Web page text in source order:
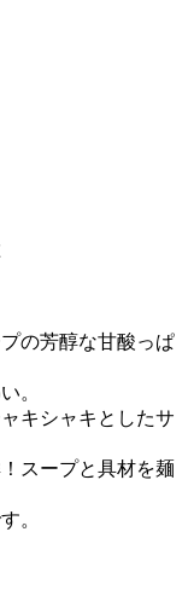
の芳醇な甘酸っぱ
。
キシャキとしたサ
スープと具材を麺
。